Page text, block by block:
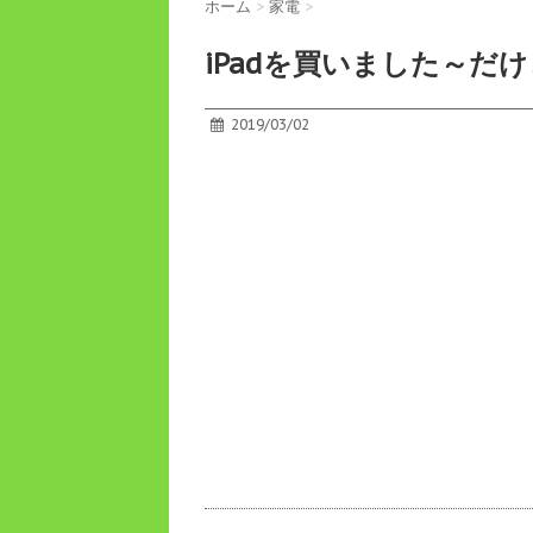
ホーム > 家電 >
iPadを買いました～だけ
2019/03/02